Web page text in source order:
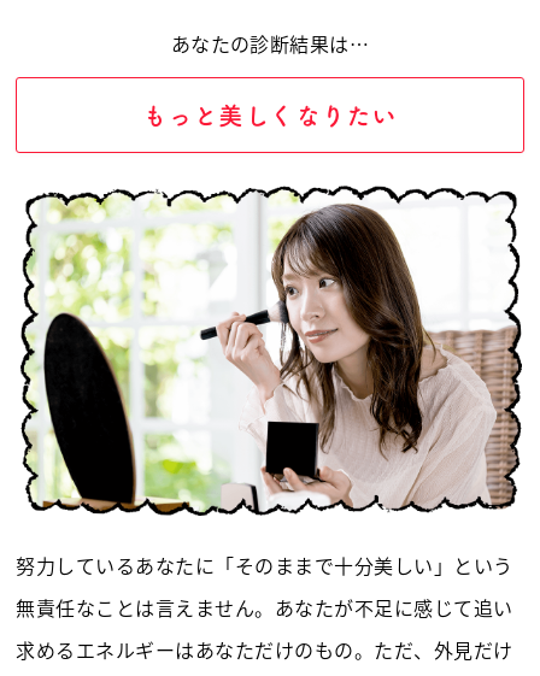
あなたの診断結果は…
もっと美しくなりたい
努力しているあなたに「そのままで十分美しい」という
無責任なことは言えません。あなたが不足に感じて追い
求めるエネルギーはあなただけのもの。ただ、外見だけ